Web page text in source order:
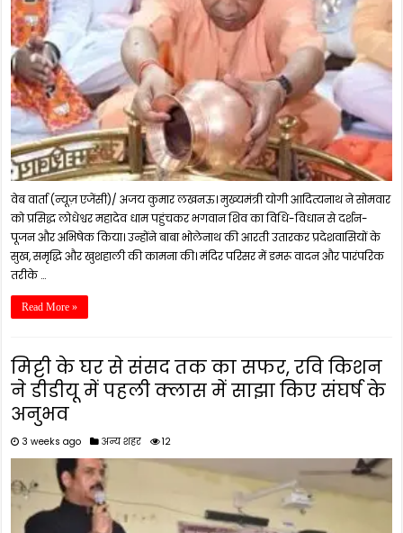
वेब वार्ता (न्यूज़ एजेंसी)/ अजय कुमार लखनऊ। मुख्यमंत्री योगी आदित्यनाथ ने सोमवार
को प्रसिद्ध लोधेश्वर महादेव धाम पहुंचकर भगवान शिव का विधि-विधान से दर्शन-
पूजन और अभिषेक किया। उन्होंने बाबा भोलेनाथ की आरती उतारकर प्रदेशवासियों के
सुख, समृद्धि और खुशहाली की कामना की। मंदिर परिसर में डमरू वादन और पारंपरिक
तरीके …
Read More »
मिट्टी के घर से संसद तक का सफर, रवि किशन
ने डीडीयू में पहली क्लास में साझा किए संघर्ष के
अनुभव
3 weeks ago अन्य शहर 12